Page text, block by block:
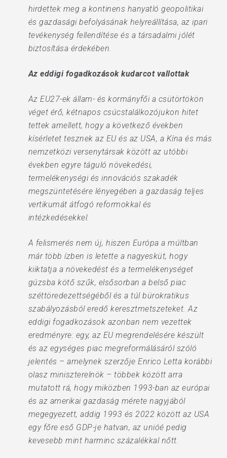
hirdettek meg a kontinens hanyatló geopolitikai
és gazdasági befolyásának helyreállítása, az ipari
tevékenység fellendítése és a társadalmi jólét
biztosítása érdekében.
Az eddigi fogadkozások kudarcot vallottak
Az EU27-ek állam- és kormányfői a csütörtökön
véget érő, kétnapos csúcstalálkozójukon hitet
tettek amellett, hogy a következő években
kísérletet tesznek az EU és az USA, a Kína és más
nemzetközi versenytársak között az utóbbi
években egyre táguló növekedési,
termelékenységi és innovációs szakadék
megszüntetésére lényegében a gazdaság teljes
vertikumát átfogó reformokkal és
intézkedésekkel.
A felismerés nem új, hiszen Európa a múltban
már több ízben is letette a nagyesküt, hogy
kiiktatja a növekedést és a termelékenységet
gúzsba kötő szűk, elsősorban a belső piac
széttöredezettségéből és a túl bürokratikus
szabályozásból eredő keresztmetszeteket. Az
eddigi fogadkozások azonban nem vezettek
eredményre: egy, az EU megrendelésére készült
és az egységes piac megreformálásáról szóló
jelentés – amelynek szerzője Enrico Letta korábbi
olasz miniszterelnök – többek között arra
mutatott rá, hogy miközben 1993-ban az európai
és az amerikai gazdaság mérete nagyjából
megegyezett, addig 1993 és 2022 között az USA
egy főre eső GDP-je hatvan, az unióé pedig
kevesebb mint harminc százalékkal nőtt.